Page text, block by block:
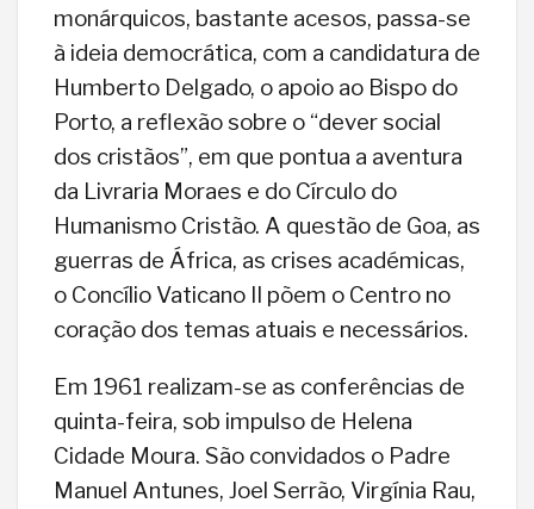
monárquicos, bastante acesos, passa-se
à ideia democrática, com a candidatura de
Humberto Delgado, o apoio ao Bispo do
Porto, a reflexão sobre o “dever social
dos cristãos”, em que pontua a aventura
da Livraria Moraes e do Círculo do
Humanismo Cristão. A questão de Goa, as
guerras de África, as crises académicas,
o Concílio Vaticano II põem o Centro no
coração dos temas atuais e necessários.
Em 1961 realizam-se as conferências de
quinta-feira, sob impulso de Helena
Cidade Moura. São convidados o Padre
Manuel Antunes, Joel Serrão, Virgínia Rau,